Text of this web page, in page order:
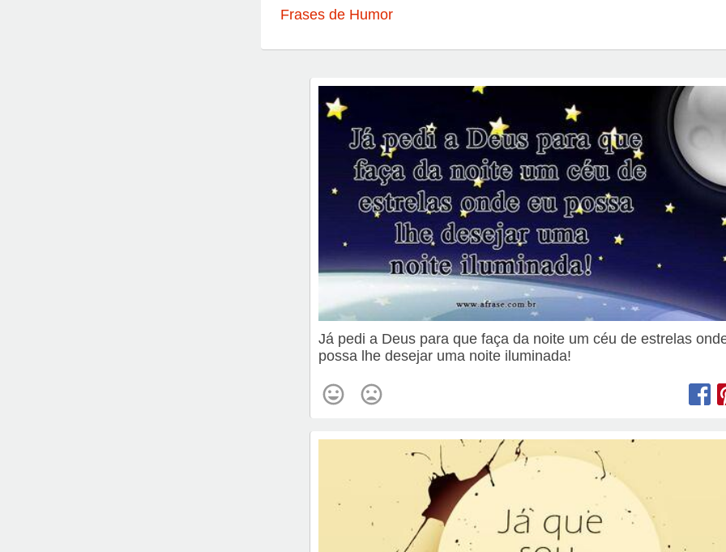
Frases de Humor
Já pedi a Deus para que faça da noite um céu de estrelas
possa lhe desejar uma noite iluminada!